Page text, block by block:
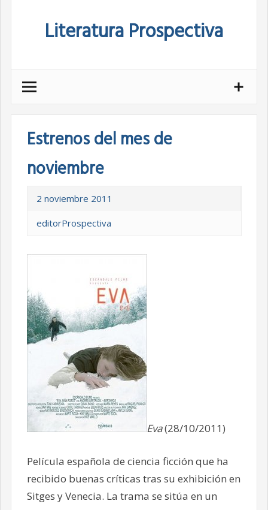
Literatura Prospectiva
Estrenos del mes de
noviembre
2 noviembre 2011
editorProspectiva
Eva(28/10/2011)
Película española de ciencia ficción que ha
recibido buenas críticas tras su exhibición en
Sitges y Venecia. La trama se sitúa en un